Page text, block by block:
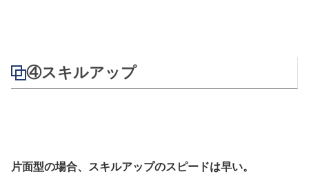
④スキルアップ
片面型の場合、スキルアップのスピードは早い。